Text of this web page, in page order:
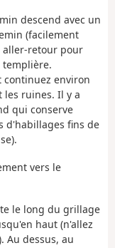
descend avec un
(facilement
aller-retour pour
continuez environ
les ruines. Il y a
qui conserve
d'habillages fins de
vers le
le long du grillage
haut (n'allez
Au dessus, au